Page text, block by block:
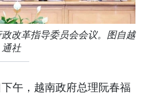
改革指导委员会会议。图自越
通社
午，越南政府总理阮春福